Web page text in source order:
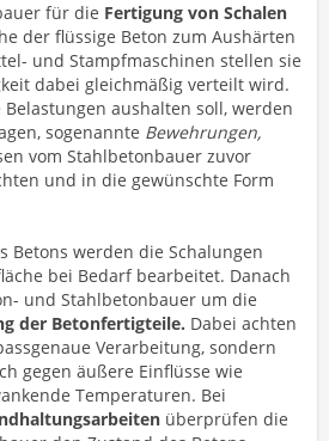
für die Fertigung von Schalen
der flüssige Beton zum Aushärten
und Stampfmaschinen stellen sie
dabei gleichmäßig verteilt wird.
aushalten soll, werden
sogenannte Bewehrungen,
vom Stahlbetonbauer zuvor
und in die gewünschte Form
Betons werden die Schalungen
bei Bedarf bearbeitet. Danach
und Stahlbetonbauer um die
der Betonfertigteile. Dabei achten
Verarbeitung, sondern
gegen äußere Einflüsse wie
Temperaturen. Bei
überprüfen die